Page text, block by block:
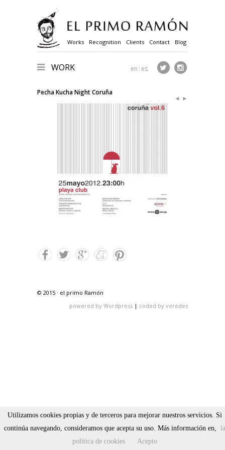
Works Recognition Clients Contact Blog
WORK en | es
Pecha Kucha Night Coruña
◄ ►
© 2015 · el primo Ramón
powered by Wordpress | coded by veredes
Utilizamos cookies propias y de terceros para mejorar nuestros servicios. Si
continúa navegando, consideramos que acepta su uso. Más información en, la
política de cookies
Acepto